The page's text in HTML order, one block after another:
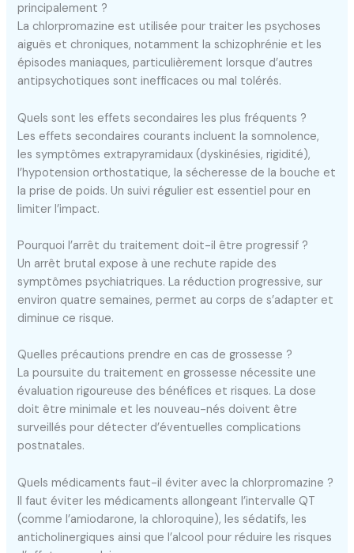
principalement ?
La chlorpromazine est utilisée pour traiter les psychoses
aiguës et chroniques, notamment la schizophrénie et les
épisodes maniaques, particulièrement lorsque d’autres
antipsychotiques sont inefficaces ou mal tolérés.
Quels sont les effets secondaires les plus fréquents ?
Les effets secondaires courants incluent la somnolence,
les symptômes extrapyramidaux (dyskinésies, rigidité),
l’hypotension orthostatique, la sécheresse de la bouche et
la prise de poids. Un suivi régulier est essentiel pour en
limiter l’impact.
Pourquoi l’arrêt du traitement doit-il être progressif ?
Un arrêt brutal expose à une rechute rapide des
symptômes psychiatriques. La réduction progressive, sur
environ quatre semaines, permet au corps de s’adapter et
diminue ce risque.
Quelles précautions prendre en cas de grossesse ?
La poursuite du traitement en grossesse nécessite une
évaluation rigoureuse des bénéfices et risques. La dose
doit être minimale et les nouveau-nés doivent être
surveillés pour détecter d’éventuelles complications
postnatales.
Quels médicaments faut-il éviter avec la chlorpromazine ?
Il faut éviter les médicaments allongeant l’intervalle QT
(comme l’amiodarone, la chloroquine), les sédatifs, les
anticholinergiques ainsi que l’alcool pour réduire les risques